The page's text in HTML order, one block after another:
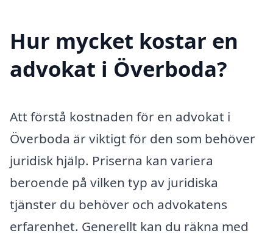
Hur mycket kostar en
advokat i Överboda?
Att förstå kostnaden för en advokat i
Överboda är viktigt för den som behöver
juridisk hjälp. Priserna kan variera
beroende på vilken typ av juridiska
tjänster du behöver och advokatens
erfarenhet. Generellt kan du räkna med